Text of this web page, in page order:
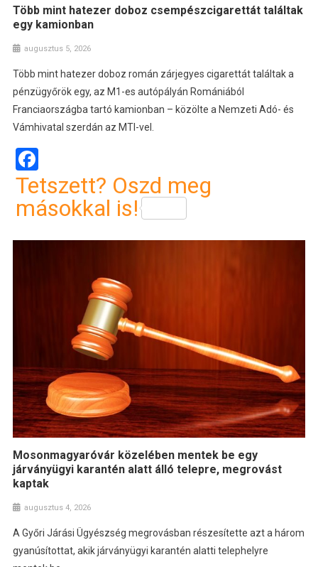
Több mint hatezer doboz csempészcigarettát találtak
egy kamionban
augusztus 5, 2026
Több mint hatezer doboz román zárjegyes cigarettát találtak a
pénzügyőrök egy, az M1-es autópályán Romániából
Franciaországba tartó kamionban – közölte a Nemzeti Adó- és
Vámhivatal szerdán az MTI-vel.
Tetszett? Oszd meg
másokkal is!
Mosonmagyaróvár közelében mentek be egy
járványügyi karantén alatt álló telepre, megrovást
kaptak
augusztus 4, 2026
A Győri Járási Ügyészség megrovásban részesítette azt a három
gyanúsítottat, akik járványügyi karantén alatti telephelyre